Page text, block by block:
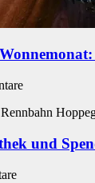
und